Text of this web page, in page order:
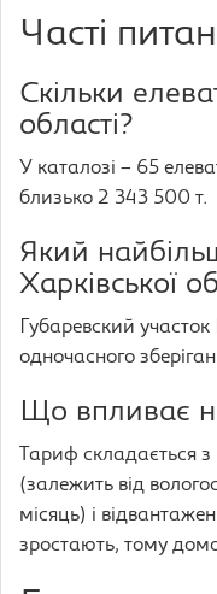
Часті
Скільки
області?
У каталозі – 65
близько 2 343 500 т.
Який
Харківської
Губаревский
одночасного
Що впливає
Тариф складається
(залежить від
місяць) і
зростають, тому